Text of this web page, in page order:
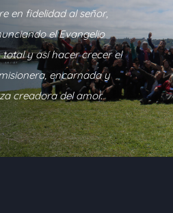
en fidelidad al señor,
el Evangelio
y así hacer crecer el
encarnada y
creadora del amor.